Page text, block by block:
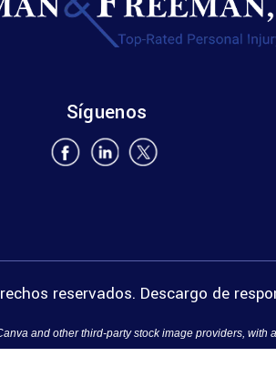
Síguenos
reservados. Descargo de
and other third-party stock image providers, with